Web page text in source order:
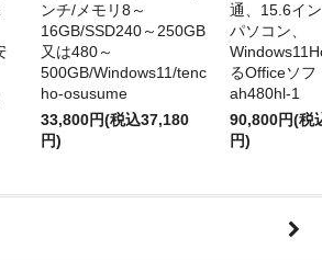
ンチ/メモリ8～
16GB/SSD240～250GB
又は480～
500GB/Windows11/tenc
ho-osusume
33,800円(税込37,180
円)
通、15.6イ
パソコン、
るOfficeソフ
ah480hl-1
90,800円(税
円)